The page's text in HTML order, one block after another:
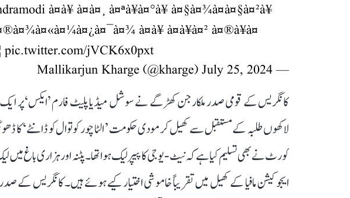
à¤à¥ à¤à¤¸ à¤ªà¥à¤°à¥ à¤§à¤¾à¤à¤§à¤²à¥
à¤à¥ à¤à¥à¤² à¤®à¥à¤
pic.twitter.com/jVCK6x0pxt
— Mallikarjun Kharge (@kharge)
July 25, 2024
کانگریس کے قومی صدر ملکارجن کھڑگے نے سوشل میڈیا پلیٹ فارم ’ایکس‘ پر
لاکھوں طلبہ کے مستقبل سے کھیل کر مودی حکومت ’ الٹا چور کوتوال کو ڈانٹے‘
کورٹ نے بھی تسلیم کیا ہے کہ نیٹ-یوجی کا پیپر لیک ہوا تھا۔ پٹنہ اور ہزاری باغ میں
ایجوکیشن مافیا کے کھیل میں تقریباً خاموشی اختیار کیے ہوئے ہیں۔ کانگریس